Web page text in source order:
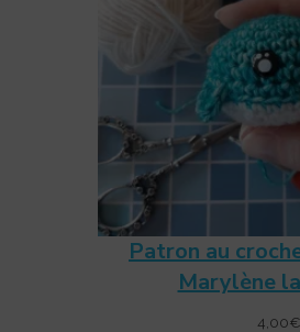
Patron au
Marylène
4,00€